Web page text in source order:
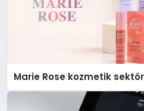
Marie Rose kozmetik